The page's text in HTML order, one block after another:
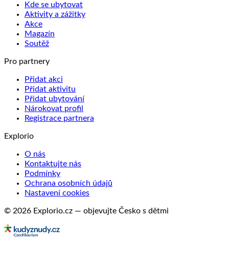
Kde se ubytovat
Aktivity a zážitky
Akce
Magazín
Soutěž
Pro partnery
Přidat akci
Přidat aktivitu
Přidat ubytování
Nárokovat profil
Registrace partnera
Explorio
O nás
Kontaktujte nás
Podmínky
Ochrana osobních údajů
Nastavení cookies
© 2026 Explorio.cz — objevujte Česko s dětmi